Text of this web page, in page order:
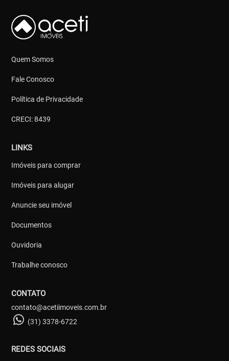
Quem Somos
Fale Conosco
Política de Privacidade
CRECI: 8439
LINKS
Imóveis para comprar
Imóveis para alugar
Anuncie seu imóvel
Documentos
Ouvidoria
Trabalhe conosco
CONTATO
contato@acetiimoveis.com.br
(31) 3378-6722
REDES SOCIAIS